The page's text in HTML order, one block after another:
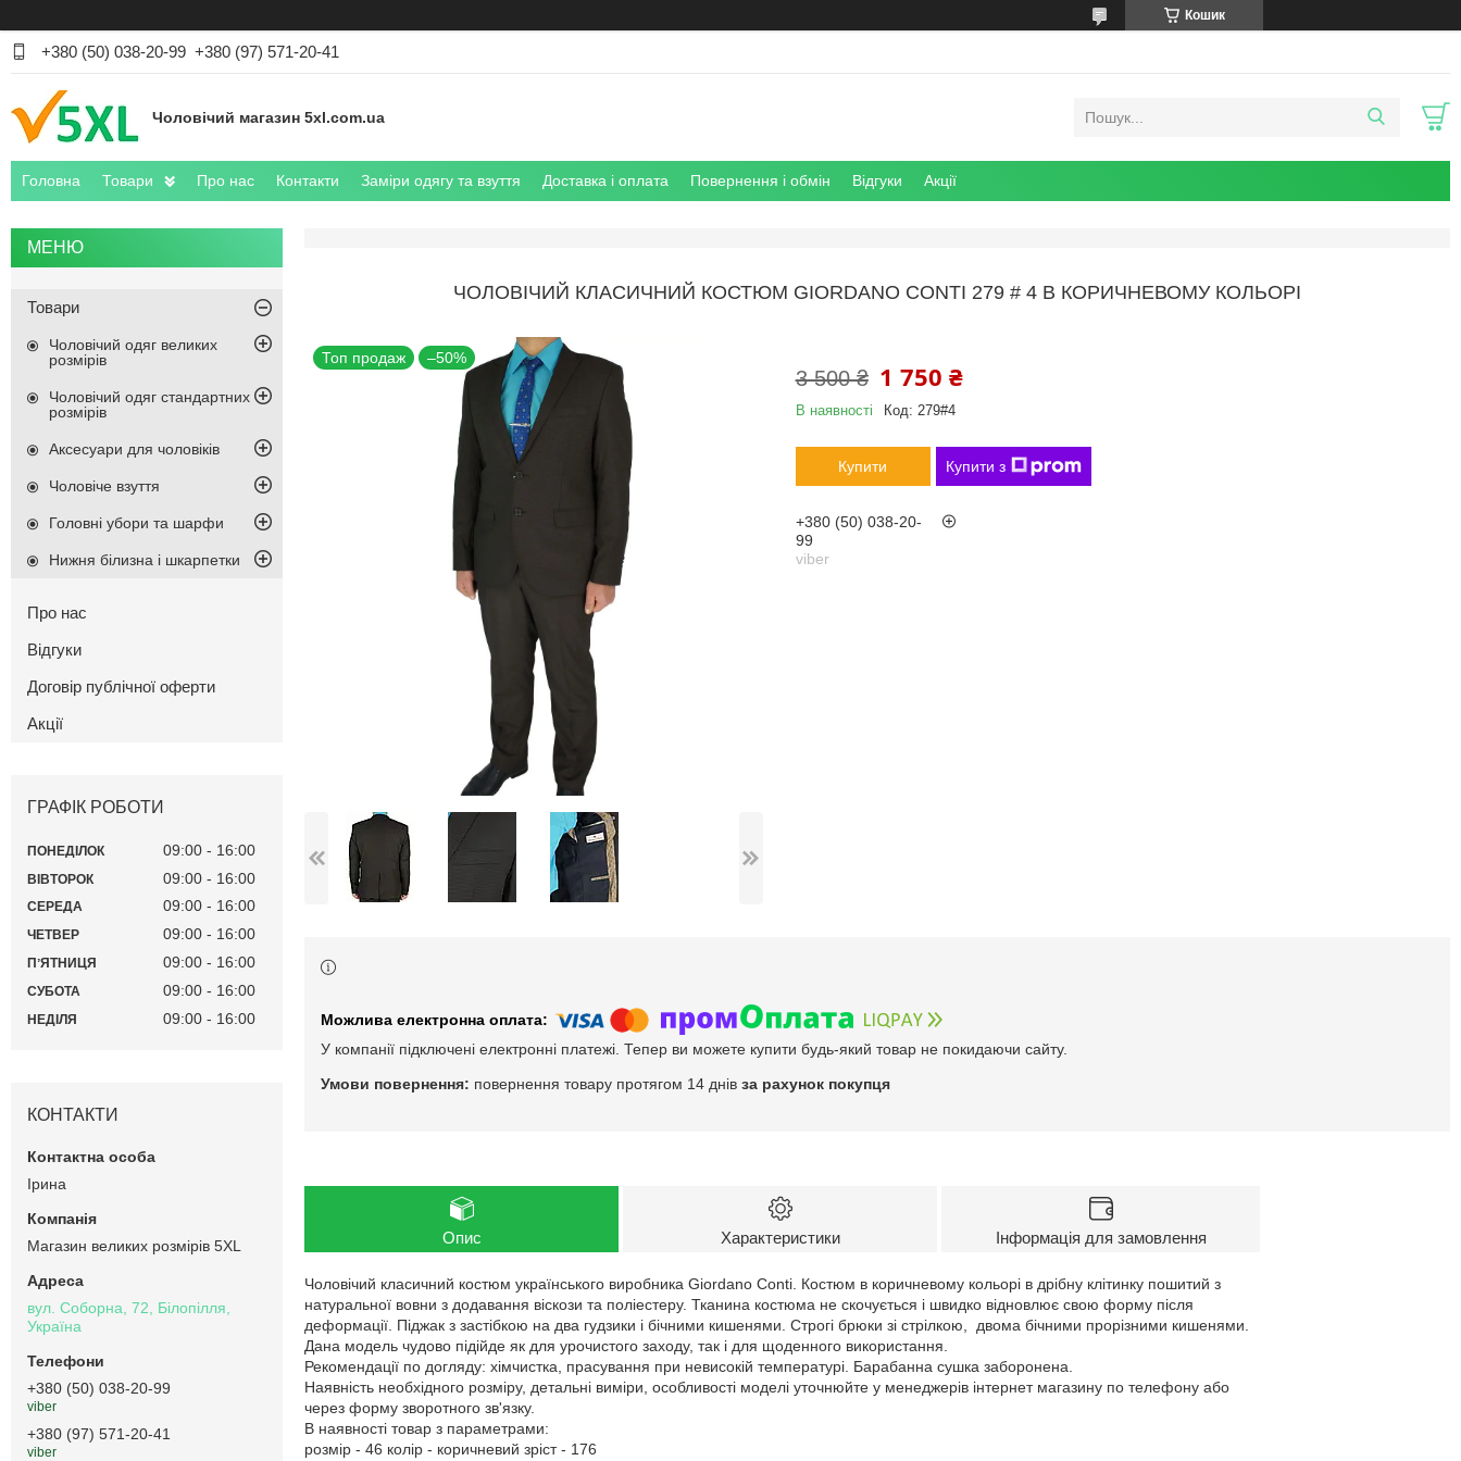
Кошик
+380 (50) 038-20-99 +380 (97) 571-20-41
Чоловічий магазин 5xl.com.ua
Головна Товари Про нас Контакти Заміри одягу та взуття Доставка і оплата Повернення і обмін Відгуки Акції
ЧОЛОВІЧИЙ КЛАСИЧНИЙ КОСТЮМ GIORDANO CONTI 279 # 4 В КОРИЧНЕВОМУ КОЛЬОРІ
Топ продаж –50%
3 500 ₴ 1 750 ₴
В наявності Код: 279#4
Купити Купити з
+380 (50) 038-20-
99
viber
У компанії підключені електронні платежі. Тепер ви можете купити будь-який товар не покидаючи сайту.
повернення товару протягом 14 днів за рахунок покупця
Опис Характеристики Інформація для замовлення
Чоловічий класичний костюм українського виробника Giordano Conti. Костюм в коричневому кольорі в дрібну клітинку пошитий з
натуральної вовни з додавання віскози та поліестеру. Тканина костюма не скочується і швидко відновлює свою форму після
деформації. Піджак з застібкою на два гудзики і бічними кишенями. Строгі брюки зі стрілкою, двома бічними прорізними кишенями.
Дана модель чудово підійде як для урочистого заходу, так і для щоденного використання.
Рекомендації по догляду: хімчистка, прасування при невисокій температурі. Барабанна сушка заборонена.
Наявність необхідного розміру, детальні виміри, особливості моделі уточнюйте у менеджерів інтернет магазину по телефону або
через форму зворотного зв'язку.
В наявності товар з параметрами:
розмір - 46 колір - коричневий зріст - 176
Товари
Чоловічий одяг великих
розмірів
Чоловічий одяг стандартних
розмірів
Аксесуари для чоловіків
Чоловіче взуття
Головні убори та шарфи
Нижня білизна і шкарпетки
Про нас
Відгуки
Договір публічної оферти
Акції
ГРАФІК РОБОТИ
ПОНЕДІЛОК 09:00 16:00
ВІВТОРОК 09:00 16:00
СЕРЕДА 09:00 16:00
ЧЕТВЕР 09:00 16:00
ПʼЯТНИЦЯ 09:00 16:00
СУБОТА 09:00 16:00
НЕДІЛЯ 09:00 16:00
КОНТАКТИ
Ірина
Магазин великих розмірів 5XL
вул. Соборна, 72, Білопілля,
Україна
+380 (50) 038-20-99
viber
+380 (97) 571-20-41
viber